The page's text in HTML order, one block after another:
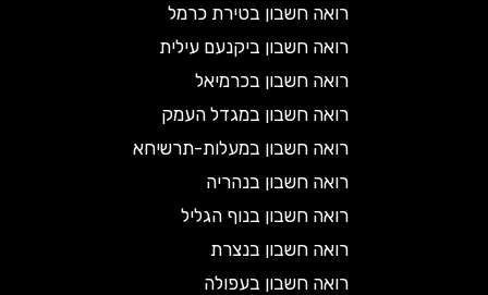
רואה חשבון בטירת כרמל
רואה חשבון ביקנעם עילית
רואה חשבון בכרמיאל
רואה חשבון במגדל העמק
רואה חשבון במעלות-תרשיחא
רואה חשבון בנהריה
רואה חשבון בנוף הגליל
רואה חשבון בנצרת
רואה חשבון בעפולה